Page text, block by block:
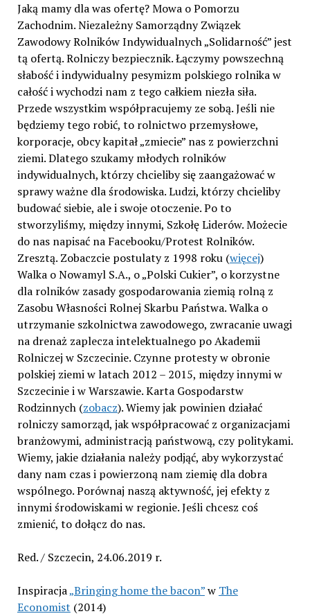
Jaką mamy dla was ofertę? Mowa o Pomorzu
Zachodnim. Niezależny Samorządny Związek
Zawodowy Rolników Indywidualnych „Solidarność” jest
tą ofertą. Rolniczy bezpiecznik. Łączymy powszechną
słabość i indywidualny pesymizm polskiego rolnika w
całość i wychodzi nam z tego całkiem niezła siła.
Przede wszystkim współpracujemy ze sobą. Jeśli nie
będziemy tego robić, to rolnictwo przemysłowe,
korporacje, obcy kapitał „zmiecie” nas z powierzchni
ziemi. Dlatego szukamy młodych rolników
indywidualnych, którzy chcieliby się zaangażować w
sprawy ważne dla środowiska. Ludzi, którzy chcieliby
budować siebie, ale i swoje otoczenie. Po to
stworzyliśmy, między innymi, Szkołę Liderów. Możecie
do nas napisać na Facebooku/Protest Rolników.
Zresztą. Zobaczcie postulaty z 1998 roku (więcej)
Walka o Nowamyl S.A., o „Polski Cukier”, o korzystne
dla rolników zasady gospodarowania ziemią rolną z
Zasobu Własności Rolnej Skarbu Państwa. Walka o
utrzymanie szkolnictwa zawodowego, zwracanie uwagi
na drenaż zaplecza intelektualnego po Akademii
Rolniczej w Szczecinie. Czynne protesty w obronie
polskiej ziemi w latach 2012 – 2015, między innymi w
Szczecinie i w Warszawie. Karta Gospodarstw
Rodzinnych (zobacz). Wiemy jak powinien działać
rolniczy samorząd, jak współpracować z organizacjami
branżowymi, administracją państwową, czy politykami.
Wiemy, jakie działania należy podjąć, aby wykorzystać
dany nam czas i powierzoną nam ziemię dla dobra
wspólnego. Porównaj naszą aktywność, jej efekty z
innymi środowiskami w regionie. Jeśli chcesz coś
zmienić, to dołącz do nas.
Red. / Szczecin, 24.06.2019 r.
Inspiracja„Bringing home the bacon”w The
Economist (2014)